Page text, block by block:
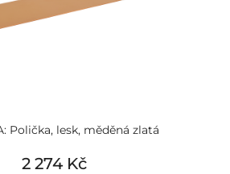
Polička, lesk, měděná zlatá
2 274 Kč